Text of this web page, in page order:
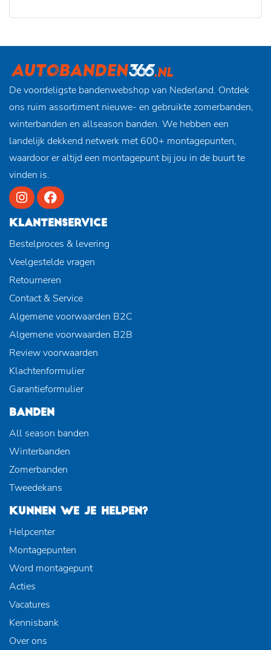
De voordeligste bandenwebshop van Nederland. Ontdek
ons ruim assortiment nieuwe- en gebruikte zomerbanden,
winterbanden en allseason banden. We hebben een
landelijk dekkend netwerk met 600+ montagepunten,
waardoor er altijd een montagepunt bij jou in de buurt te
vinden is.
KLANTENSERVICE
Bestelproces & levering
Veelgestelde vragen
Retourneren
Contact & Service
Algemene voorwaarden B2C
Algemene voorwaarden B2B
Review voorwaarden
Klachtenformulier
Garantieformulier
BANDEN
All season banden
Winterbanden
Zomerbanden
Tweedekans
KUNNEN WE JE HELPEN?
Helpcenter
Montagepunten
Word montagepunt
Acties
Vacatures
Kennisbank
Over ons